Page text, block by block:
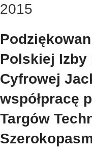
2015
Polskiej Izby
Cyfrowej
współpracę
Targów